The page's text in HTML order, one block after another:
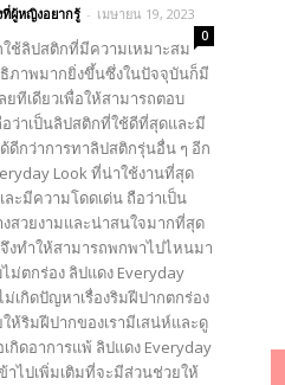
ที่ผู้หญิงอยากรู้ - เมษายน 19, 2023
0
ใช้ลิปสติกที่มีความเหมาะสม
ภาพมากยิ่งขึ้นซึ่งในปัจจุบันก็มี
ทีเดียวเพื่อให้สามารถตอบ
ว่าเป็นลิปสติกที่ใช้ดีที่สุดและมี
ดีกว่าการทาลิปสติกรุ่นอื่น ๆ อีก
Look ที่น่าใช้งานที่สุด
ะมีความโดดเด่น ถือว่าเป็น
สวยงามและน่าสนใจมากที่สุด
งทำให้สามารถพกพาไปไหนมา
ม่ตกร่อง ลิปแดง Everyday
เกิดปัญหาเรื่องริมฝีปากตกร่อง
ริมฝีปากของเรามีเสน่ห์และดู
กิดอาการแพ้ ลิปแดง Everyday
าไปเพิ่มเติมที่จะมีส่วนช่วยให้